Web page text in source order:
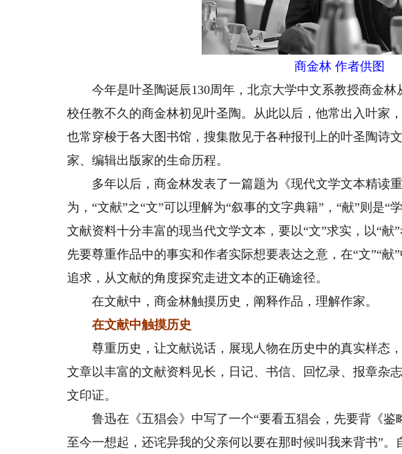
商金林 作者供图
今年是叶圣陶诞辰130周年，北京大学中文系教授商金林
校任教不久的商金林初见叶圣陶。从此以后，他常出入叶家
也常穿梭于各大图书馆，搜集散见于各种报刊上的叶圣陶诗
家、编辑出版家的生命历程。
多年以后，商金林发表了一篇题为《现代文学文本精读重
为，“文献”之“文”可以理解为“叙事的文字典籍”，“献”则是“
文献资料十分丰富的现当代文学文本，要以“文”求实，以“献
先要尊重作品中的事实和作者实际想要表达之意，在“文”“
追求，从文献的角度探究走进文本的正确途径。
在文献中，商金林触摸历史，阐释作品，理解作家。
在文献中触摸历史
尊重历史，让文献说话，展现人物在历史中的真实样态
文章以丰富的文献资料见长，日记、书信、回忆录、报章杂
文印证。
鲁迅在《五猖会》中写了一个“要看五猖会，先要背《鉴
至今一想起，还诧异我的父亲何以要在那时候叫我来背书”。